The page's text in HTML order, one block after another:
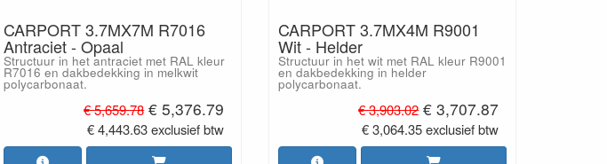
CARPORT 3.7MX7M R7016
Antraciet - Opaal
Structuur in het antraciet met RAL kleur
R7016 en dakbedekking in melkwit
polycarbonaat.
€ 5,659.78 € 5,376.79
€ 4,443.63 exclusief btw
CARPORT 3.7MX4M R9001
Wit - Helder
Structuur in het wit met RAL kleur R9001
en dakbedekking in helder
polycarbonaat.
€ 3,903.02 € 3,707.87
€ 3,064.35 exclusief btw